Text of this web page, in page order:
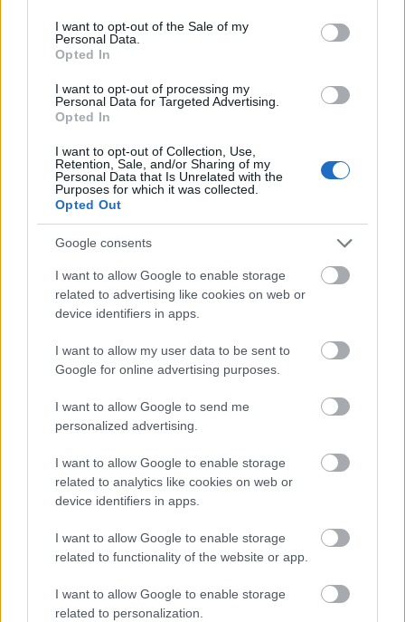
consent section.
I want to opt-out of the Sale of my
Personal Data.
Opted In
I want to opt-out of processing my
Personal Data for Targeted Advertising.
Opted In
I want to opt-out of Collection, Use,
Retention, Sale, and/or Sharing of my
Personal Data that Is Unrelated with the
Purposes for which it was collected.
Opted Out
Google consents
I want to allow Google to enable storage
related to advertising like cookies on web or
device identifiers in apps.
I want to allow my user data to be sent to
Google for online advertising purposes.
I want to allow Google to send me
personalized advertising.
I want to allow Google to enable storage
related to analytics like cookies on web or
device identifiers in apps.
I want to allow Google to enable storage
related to functionality of the website or app.
I want to allow Google to enable storage
related to personalization.
Film Gyermek Külföldi Hollywoodi filmipar Filmsztárok
DICKENS MESÉLI EL JÉZUS KRISZTUS ÉLETÉT
EGY ÚJ ANIMÁCIÓS FILMBEN
SZEMBE MERSZ NÉZNI AZZAL, AKIVÉ
VÁLHATTÁL VOLNA?